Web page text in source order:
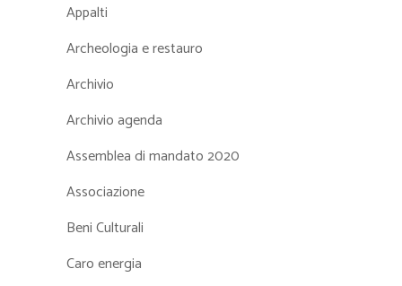
Appalti
Archeologia e restauro
Archivio
Archivio agenda
Assemblea di mandato 2020
Associazione
Beni Culturali
Caro energia